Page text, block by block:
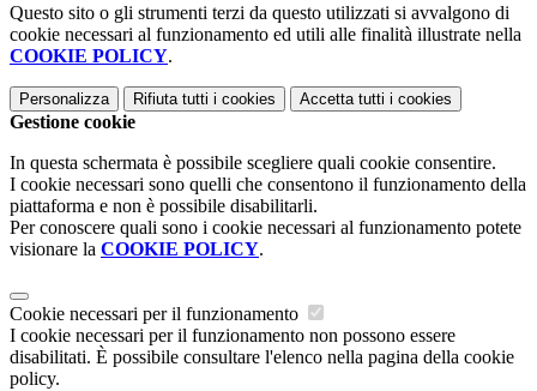
Questo sito o gli strumenti terzi da questo utilizzati si avvalgono di
cookie necessari al funzionamento ed utili alle finalità illustrate nella
COOKIE POLICY.
Personalizza Rifiuta tutti i cookies Accetta tutti i cookies
Gestione cookie
In questa schermata è possibile scegliere quali cookie consentire.
I cookie necessari sono quelli che consentono il funzionamento della
piattaforma e non è possibile disabilitarli.
Per conoscere quali sono i cookie necessari al funzionamento potete
visionare la COOKIE POLICY.
Cookie necessari per il funzionamento
I cookie necessari per il funzionamento non possono essere
disabilitati. È possibile consultare l'elenco nella pagina della cookie
policy.